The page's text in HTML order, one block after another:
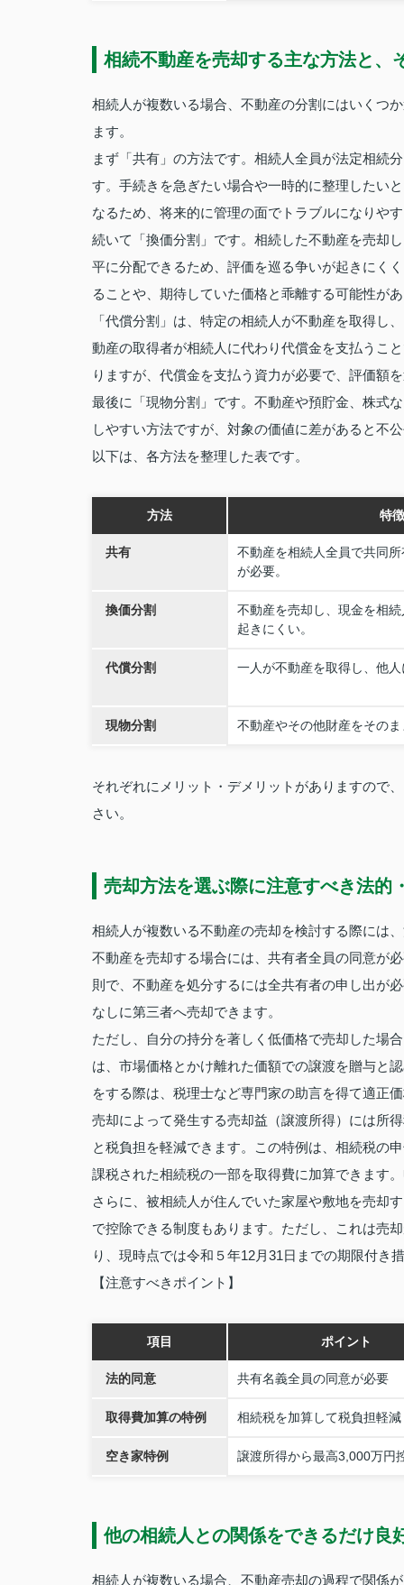
相続不動産を売却する主な方法と、
相続人が複数いる場合、不動産の分割にはいくつ
ます。
まず「共有」の方法です。相続人全員が法定相続
す。手続きを急ぎたい場合や一時的に整理したい
なるため、将来的に管理の面でトラブルになりや
続いて「換価分割」です。相続した不動産を売却
平に分配できるため、評価を巡る争いが起きにく
ることや、期待していた価格と乖離する可能性が
「代償分割」は、特定の相続人が不動産を取得し
動産の取得者が相続人に代わり代償金を支払うこ
りますが、代償金を支払う資力が必要で、評価額
最後に「現物分割」です。不動産や預貯金、株式
しやすい方法ですが、対象の価値に差があると不
以下は、各方法を整理した表です。
方法 特徴
共有
不動産を相続人全員で共同
が必要。
換価分割
不動産を売却し、現金を相
起きにくい。
代償分割 一人が不動産を取得し、他
現物分割 不動産やその他財産をその
それぞれにメリット・デメリットがありますので
さい。
売却方法を選ぶ際に注意すべき法的
相続人が複数いる不動産の売却を検討する際には
不動産を売却する場合には、共有者全員の同意が
則で、不動産を処分するには全共有者の申し出が
なしに第三者へ売却できます。
ただし、自分の持分を著しく低価格で売却した場
は、市場価格とかけ離れた価額での譲渡を贈与と
をする際は、税理士など専門家の助言を得て適正
売却によって発生する売却益（譲渡所得）には所
と税負担を軽減できます。この特例は、相続税の
課税された相続税の一部を取得費に加算できます
さらに、被相続人が住んでいた家屋や敷地を売却
で控除できる制度もあります。ただし、これは売
り、現時点では令和５年12月31日までの期限付き
【注意すべきポイント】
項目 ポイント
法的同意 共有名義全員の同意が必要
取得費加算の特例 相続税を加算して税負担軽減
空き家特例 譲渡所得から最高3,000万円
他の相続人との関係をできるだけ良
相続人が複数いる場合、不動産売却の過程で関係